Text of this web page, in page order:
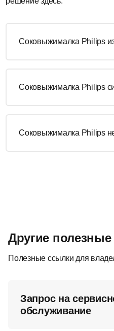
Соковыжималка Philips
Соковыжималка Philips
Соковыжималка Philips
Другие
Полезные ссылки для
Запрос на
обслуживание